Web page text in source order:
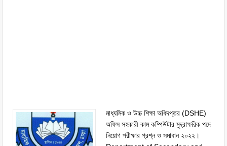
মাধ্যমিক ও উচ্চ শিক্ষা অধিদপ্তর (DSHE)
অফিস সহকারী কাম কম্পিউটার মুদ্রাক্ষরিক পদে
নিয়োগ পরীক্ষার প্রশ্ন ও সমাধান ২০২২।